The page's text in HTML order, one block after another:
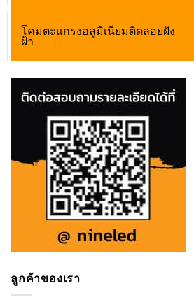
โคมตะแกรงอลูมิเนียมติดลอยฝัง
ฝ้า
ลูกค้าของเรา